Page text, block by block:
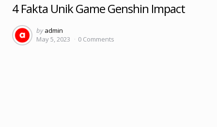
4 Fakta Unik Game Genshin Impact
Posted
by
by admin
May 5, 2023
0 Comments